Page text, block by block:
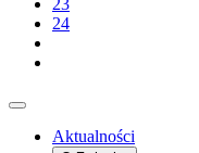
24
Aktualności